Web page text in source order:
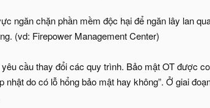
ngăn chặn phần mềm độc hại để ngăn lây lan
(vd: Firepower Management Center)
cầu thay đổi các quy trình. Bảo mật OT được
do có lỗ hổng bảo mật hay không”. Ở giai